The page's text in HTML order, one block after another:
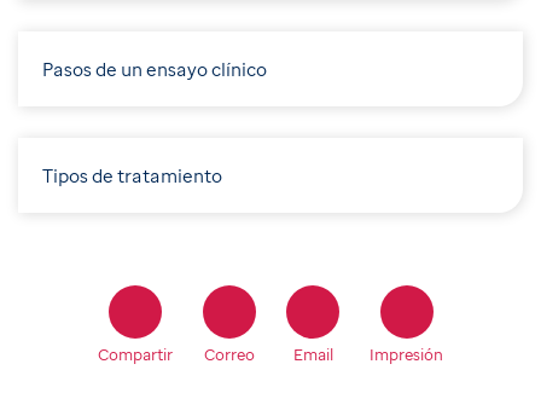
Pasos de un ensayo clínico
Tipos de tratamiento
Compartir Correo Email Impresión